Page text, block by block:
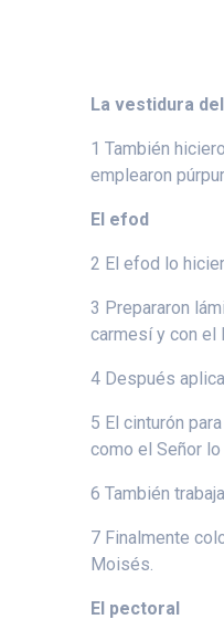
La vestidura
1 También
emplearon
El efod
2 El efod lo
3 Prepararon
carmesí y con el
4 Después
5 El cinturón
como el Señor
6 También
7 Finalmente
Moisés.
El pectoral